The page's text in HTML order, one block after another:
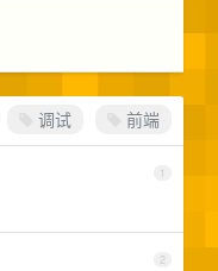
调试 前端
1
2